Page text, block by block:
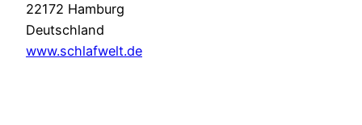
22172 Hamburg
Deutschland
www.schlafwelt.de